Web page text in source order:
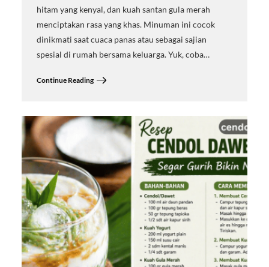
hitam yang kenyal, dan kuah santan gula merah
menciptakan rasa yang khas. Minuman ini cocok
dinikmati saat cuaca panas atau sebagai sajian
spesial di rumah bersama keluarga. Yuk, coba…
Continue Reading